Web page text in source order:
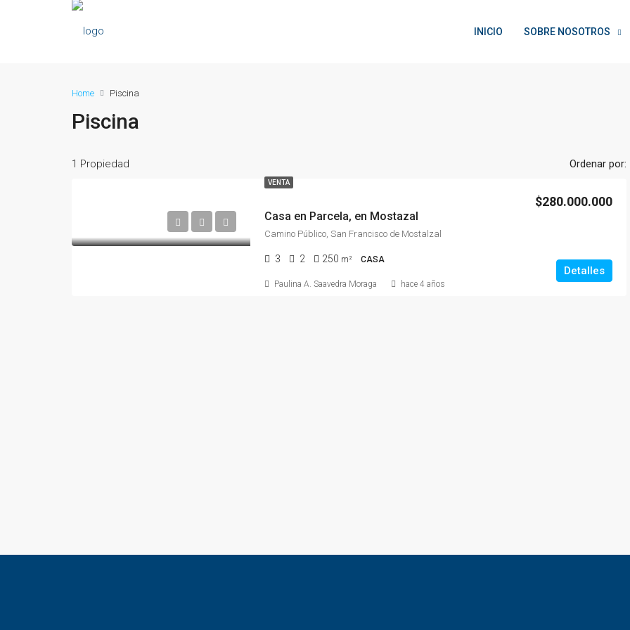
INICIO SOBRE NOSOTROS
Home Piscina
Piscina
1 Propiedad Ordenar por:
VENTA
Casa en Parcela, en Mostazal
$280.000.000
Camino Público, San Francisco de Mostalzal
3 2 250 m² CASA
Detalles
Paulina A. Saavedra Moraga hace 4 años